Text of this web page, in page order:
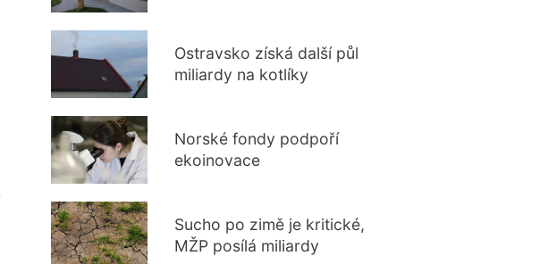
Ostravsko získá další půl
miliardy na kotlíky
Norské fondy podpoří
ekoinovace
Sucho po zimě je kritické,
MŽP posílá miliardy